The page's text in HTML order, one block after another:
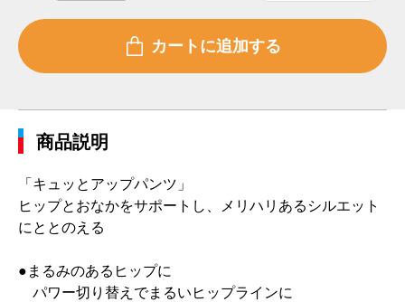
商品説明
「キュッとアップパンツ」
ヒップとおなかをサポートし、メリハリあるシルエット
にととのえる
●まるみのあるヒップに
パワー切り替えでまるいヒップラインに